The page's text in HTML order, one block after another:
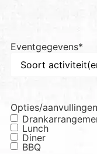
Eventgegevens*
Opties/aanvullingen
Lunch
Diner
BBQ